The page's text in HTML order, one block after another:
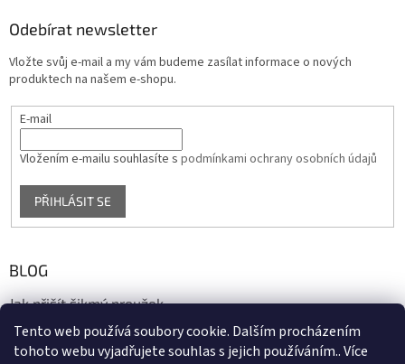
Tento web používá soubory cookie. Dalším procházením
tohoto webu vyjadřujete souhlas s jejich používáním.. Více
Odebírat newsletter
Vložte svůj e-mail a my vám budeme zasílat informace o nových
produktech na našem e-shopu.
E-mail
Vložením e-mailu souhlasíte s podmínkami ochrany osobních údajů
PŘIHLÁSIT SE
BLOG
Jak přišít šikmý proužek
17.10.2020